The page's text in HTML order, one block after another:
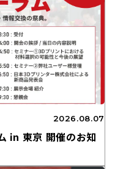
2026.08.07
in 東京 開催のお知